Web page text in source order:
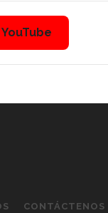
CONTÁCTENOS